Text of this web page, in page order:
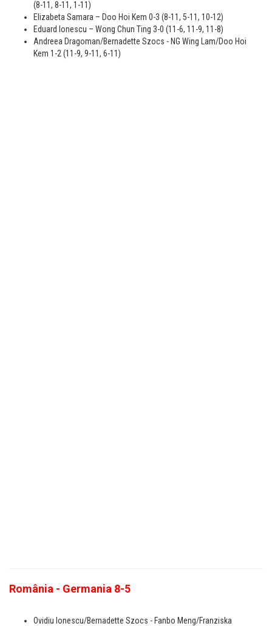
(8-11, 8-11, 1-11)
Elizabeta Samara – Doo Hoi Kem 0-3 (8-11, 5-11, 10-12)
Eduard Ionescu – Wong Chun Ting 3-0 (11-6, 11-9, 11-8)
Andreea Dragoman/Bernadette Szocs - NG Wing Lam/Doo Hoi
Kem 1-2 (11-9, 9-11, 6-11)
România - Germania 8-5
Ovidiu Ionescu/Bernadette Szocs - Fanbo Meng/Franziska